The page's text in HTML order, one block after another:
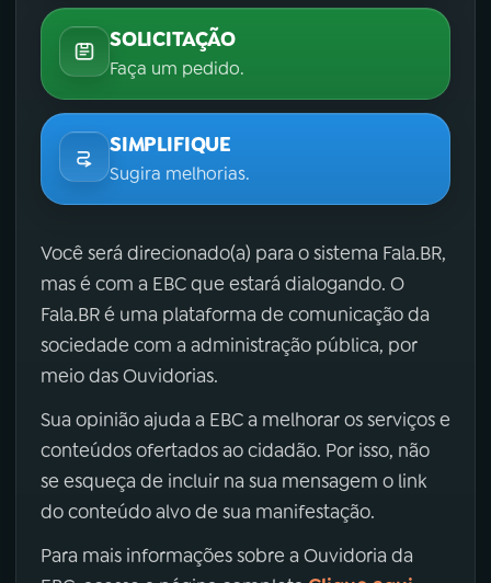
SOLICITAÇÃO
Faça um pedido.
SIMPLIFIQUE
Sugira melhorias.
Você será direcionado(a) para o sistema Fala.BR,
mas é com a EBC que estará dialogando. O
Fala.BR é uma plataforma de comunicação da
sociedade com a administração pública, por
meio das Ouvidorias.
Sua opinião ajuda a EBC a melhorar os serviços e
conteúdos ofertados ao cidadão. Por isso, não
se esqueça de incluir na sua mensagem o link
do conteúdo alvo de sua manifestação.
Para mais informações sobre a Ouvidoria da